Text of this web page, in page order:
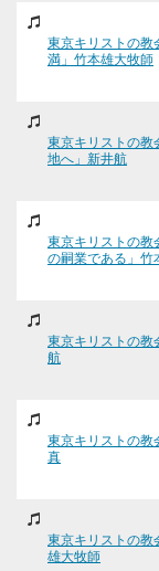
東京キリストの教
満」竹本雄大牧師
東京キリストの教
地へ」新井航
東京キリストの教
の嗣業である」竹
東京キリストの教
航
東京キリストの教
真
東京キリストの教
雄大牧師